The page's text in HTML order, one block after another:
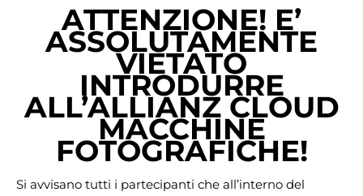
ATTENZIONE! E’
ASSOLUTAMENTE
VIETATO
INTRODURRE
ALL’ALLIANZ CLOUD
MACCHINE
FOTOGRAFICHE!
Si avvisano tutti i partecipanti che all’interno del